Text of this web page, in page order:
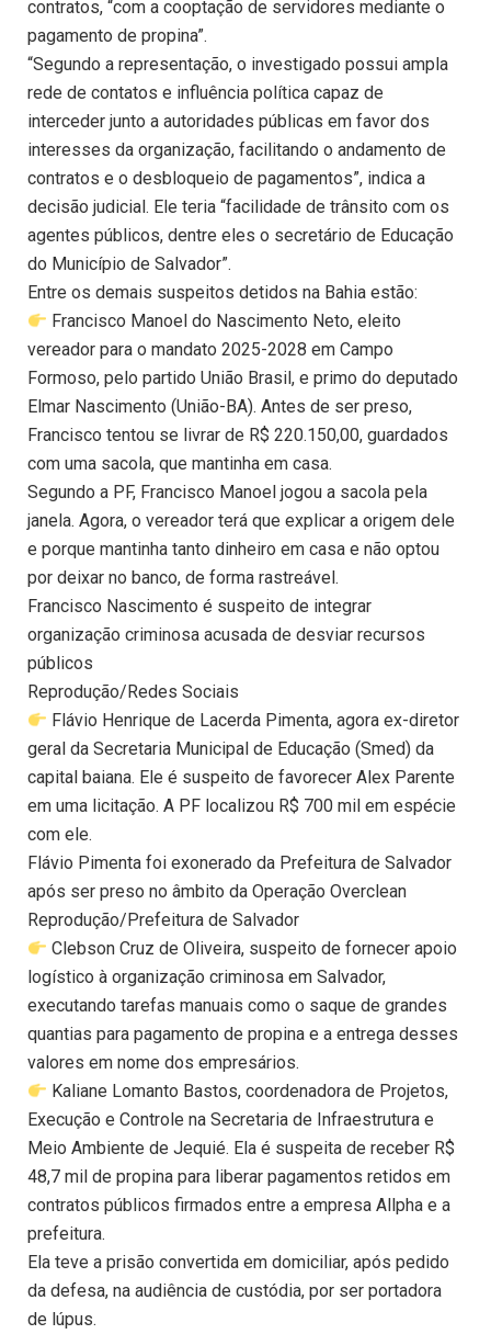
contratos, “com a cooptação de servidores mediante o
pagamento de propina”.
“Segundo a representação, o investigado possui ampla
rede de contatos e influência política capaz de
interceder junto a autoridades públicas em favor dos
interesses da organização, facilitando o andamento de
contratos e o desbloqueio de pagamentos”, indica a
decisão judicial. Ele teria “facilidade de trânsito com os
agentes públicos, dentre eles o secretário de Educação
do Município de Salvador”.
Entre os demais suspeitos detidos na Bahia estão:
Francisco Manoel do Nascimento Neto, eleito
vereador para o mandato 2025-2028 em Campo
Formoso, pelo partido União Brasil, e primo do deputado
Elmar Nascimento (União-BA). Antes de ser preso,
Francisco tentou se livrar de R$ 220.150,00, guardados
com uma sacola, que mantinha em casa.
Segundo a PF, Francisco Manoel jogou a sacola pela
janela. Agora, o vereador terá que explicar a origem dele
e porque mantinha tanto dinheiro em casa e não optou
por deixar no banco, de forma rastreável.
Francisco Nascimento é suspeito de integrar
organização criminosa acusada de desviar recursos
públicos
Reprodução/Redes Sociais
Flávio Henrique de Lacerda Pimenta, agora ex-diretor
geral da Secretaria Municipal de Educação (Smed) da
capital baiana. Ele é suspeito de favorecer Alex Parente
em uma licitação. A PF localizou R$ 700 mil em espécie
com ele.
Flávio Pimenta foi exonerado da Prefeitura de Salvador
após ser preso no âmbito da Operação Overclean
Reprodução/Prefeitura de Salvador
Clebson Cruz de Oliveira, suspeito de fornecer apoio
logístico à organização criminosa em Salvador,
executando tarefas manuais como o saque de grandes
quantias para pagamento de propina e a entrega desses
valores em nome dos empresários.
Kaliane Lomanto Bastos, coordenadora de Projetos,
Execução e Controle na Secretaria de Infraestrutura e
Meio Ambiente de Jequié. Ela é suspeita de receber R$
48,7 mil de propina para liberar pagamentos retidos em
contratos públicos firmados entre a empresa Allpha e a
prefeitura.
Ela teve a prisão convertida em domiciliar, após pedido
da defesa, na audiência de custódia, por ser portadora
de lúpus.